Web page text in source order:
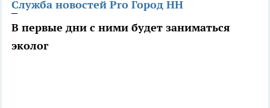
Служба новостей Pro Город НН
В первые дни с ними будет заниматься
эколог